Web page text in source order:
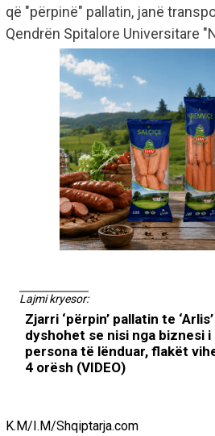
që "përpinë" pallatin, janë
Qendrën Spitalore Universitare
Lajmi kryesor:
Zjarri ‘përpin’ pallatin te
dyshohet se nisi nga biznesi
persona të lënduar, flakët
4 orësh (VIDEO)
K.M/I.M/Shqiptarja.com